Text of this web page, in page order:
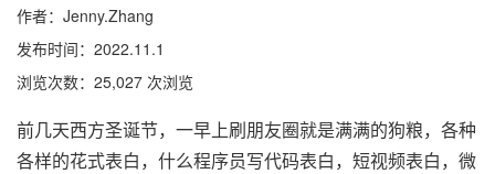
作者：Jenny.Zhang
发布时间：2022.11.1
浏览次数：25,027 次浏览
前几天西方圣诞节，一早上刷朋友圈就是满满的狗粮，各种
各样的花式表白，什么程序员写代码表白，短视频表白，微